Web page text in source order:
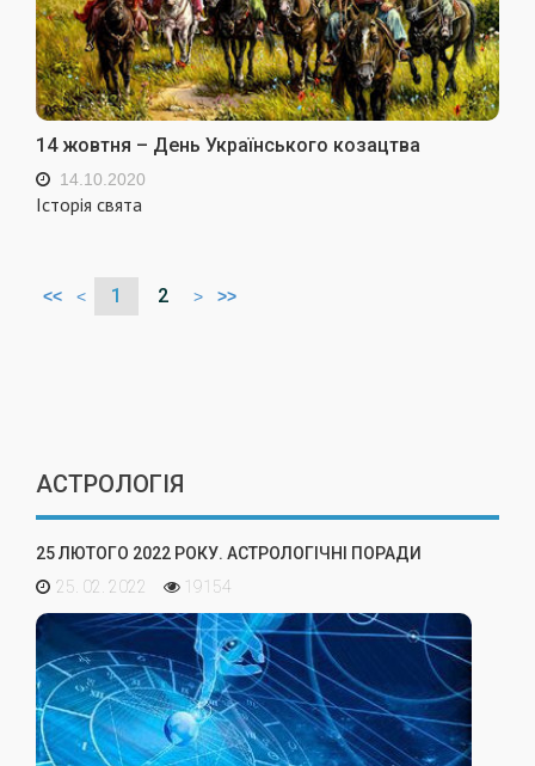
14 жовтня – День Українського козацтва
14.10.2020
Історія свята
<< < 1 2 > >>
АСТРОЛОГІЯ
25 ЛЮТОГО 2022 РОКУ. АСТРОЛОГІЧНІ ПОРАДИ
25. 02. 2022
19154